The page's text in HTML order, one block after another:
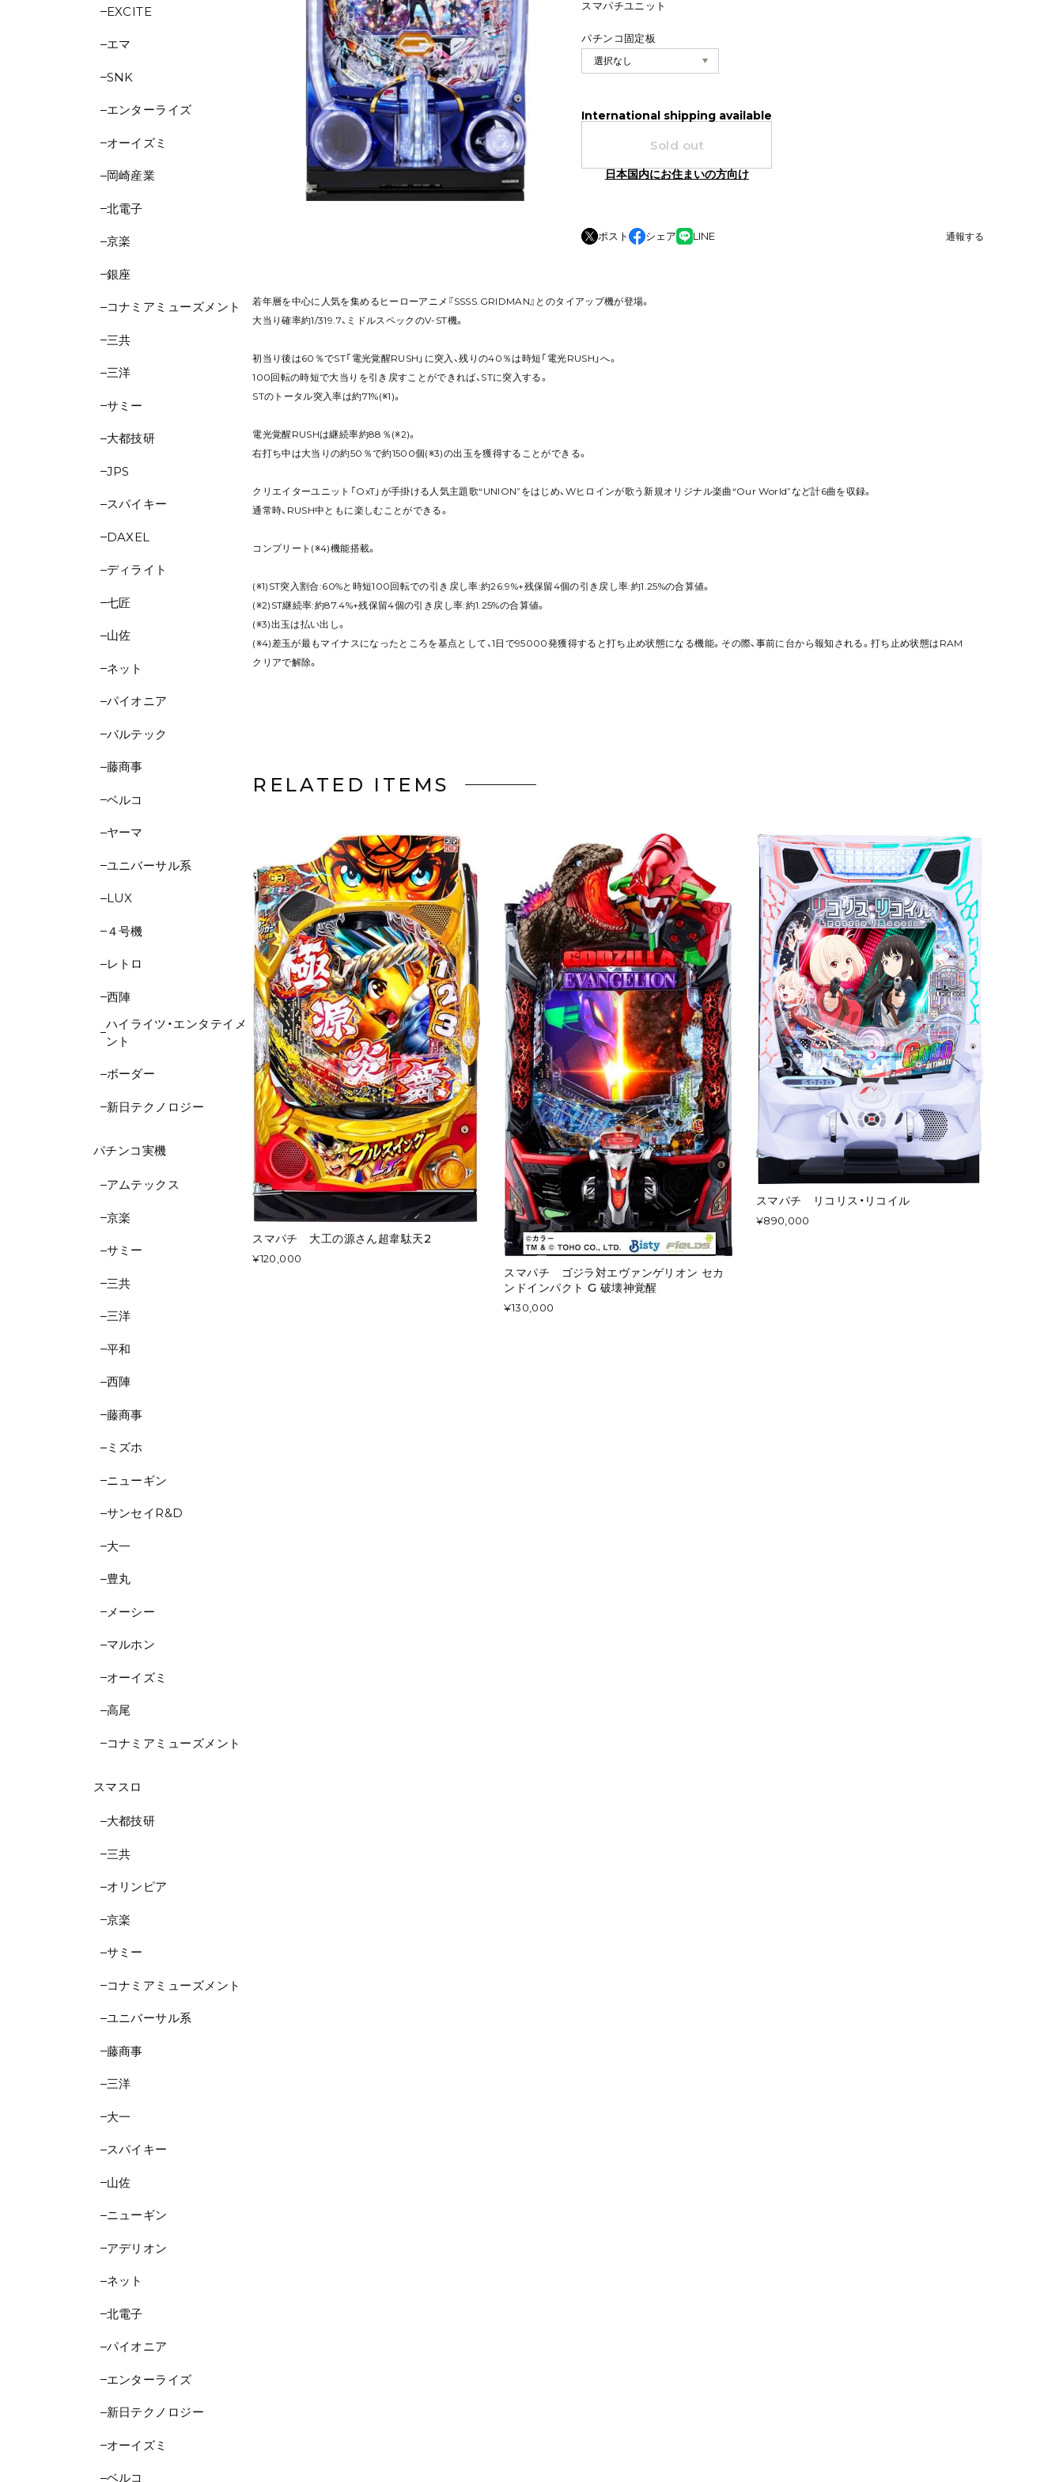
EXCITE
エマ
SNK
エンターライズ
オーイズミ
岡崎産業
北電子
京楽
銀座
コナミアミューズメント
三共
三洋
サミー
大都技研
JPS
スパイキー
DAXEL
ディライト
七匠
山佐
ネット
パイオニア
バルテック
藤商事
ベルコ
ヤーマ
ユニバーサル系
LUX
４号機
レトロ
西陣
ハイライツ・エンタテイメ
ント
ボーダー
新日テクノロジー
パチンコ実機
アムテックス
京楽
サミー
三共
三洋
平和
西陣
藤商事
ミズホ
ニューギン
サンセイR&D
大一
豊丸
メーシー
マルホン
オーイズミ
高尾
コナミアミューズメント
スマスロ
大都技研
三共
オリンピア
京楽
サミー
コナミアミューズメント
ユニバーサル系
藤商事
三洋
大一
スパイキー
山佐
ニューギン
アデリオン
ネット
北電子
パイオニア
エンターライズ
新日テクノロジー
オーイズミ
ベルコ
スマパチユニット
パチンコ固定板
International shipping available
Sold out
日本国内にお住まいの方向け
ポスト シェア LINE 通報する
若年層を中心に人気を集めるヒーローアニメ『SSSS.GRIDMAN』とのタイアップ機が登場。
大当り確率約1/319.7、ミドルスペックのV-ST機。
初当り後は60％でST「電光覚醒RUSH」に突入、残りの40％は時短「電光RUSH」へ。
100回転の時短で大当りを引き戻すことができれば、STに突入する。
STのトータル突入率は約71%(※1)。
電光覚醒RUSHは継続率約88％(※2)。
右打ち中は大当りの約50％で約1500個(※3)の出玉を獲得することができる。
クリエイターユニット「OxT」が手掛ける人気主題歌“UNION”をはじめ、Wヒロインが歌う新規オリジナル楽曲“Our World”など計6曲を収録。
通常時、RUSH中ともに楽しむことができる。
コンプリート(※4)機能搭載。
(※1)ST突入割合:60%と時短100回転での引き戻し率:約26.9%+残保留4個の引き戻し率:約1.25%の合算値。
(※2)ST継続率:約87.4%+残保留4個の引き戻し率:約1.25%の合算値。
(※3)出玉は払い出し。
(※4)差玉が最もマイナスになったところを基点として、1日で95000発獲得すると打ち止め状態になる機能。その際、事前に台から報知される。打ち止め状態はRAM
クリアで解除。
RELATED ITEMS
スマパチ 大工の源さん超韋駄天2
¥120,000
スマパチ ゴジラ対エヴァンゲリオン セカ
ンドインパクト G 破壊神覚醒
¥130,000
スマパチ リコリス・リコイル
¥890,000